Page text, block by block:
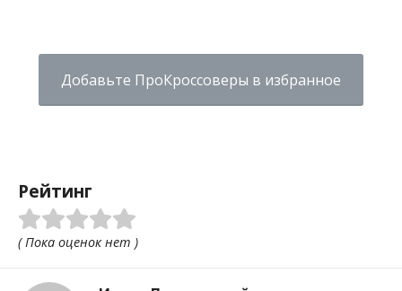
Добавьте ПроКроссоверы в избранное
Рейтинг
( Пока оценок нет )